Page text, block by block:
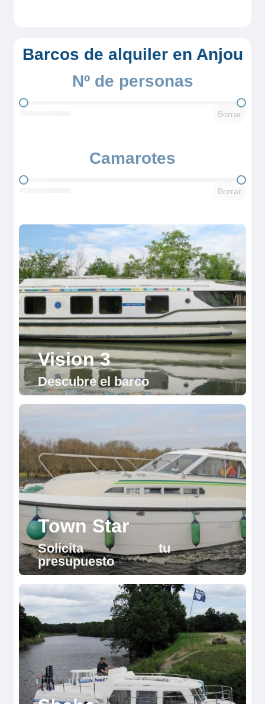
Barcos de alquiler en Anjou
Nº de personas
Nº de personas
Borrar
Camarotes
Camarotes
Borrar
Vision 3
Descubre el barco
Town Star
Solicita tu
presupuesto